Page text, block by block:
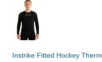
Instrike Fitted Hockey